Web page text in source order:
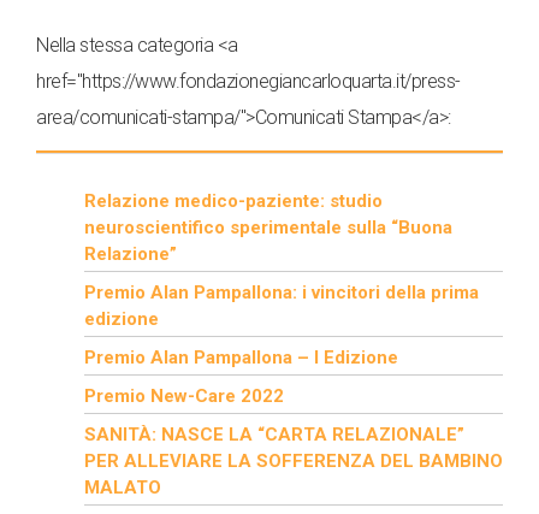
Nella stessa categoria <a
href="https://www.fondazionegiancarloquarta.it/press-
area/comunicati-stampa/">Comunicati Stampa</a>:
Relazione medico-paziente: studio
neuroscientifico sperimentale sulla “Buona
Relazione”
Premio Alan Pampallona: i vincitori della prima
edizione
Premio Alan Pampallona – I Edizione
Premio New-Care 2022
SANITÀ: NASCE LA “CARTA RELAZIONALE”
PER ALLEVIARE LA SOFFERENZA DEL BAMBINO
MALATO